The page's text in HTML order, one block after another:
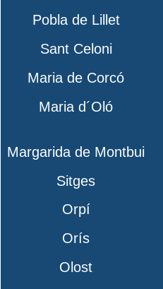
Pobla de Lillet
Sant Celoni
Maria de Corcó
Maria d´Oló
Margarida de Montbui
Sitges
Orpí
Orís
Olost